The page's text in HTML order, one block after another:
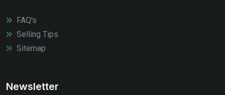
FAQ's
Selling Tips
Sitemap
Newsletter